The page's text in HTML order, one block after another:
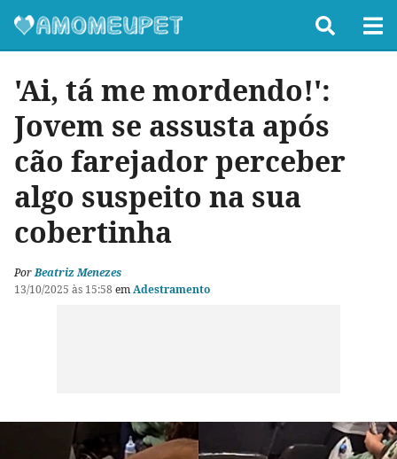
'Ai, tá me mordendo!':
Jovem se assusta após
cão farejador perceber
algo suspeito na sua
cobertinha
PorBeatriz Menezes
13/10/2025 às 15:58 emAdestramento